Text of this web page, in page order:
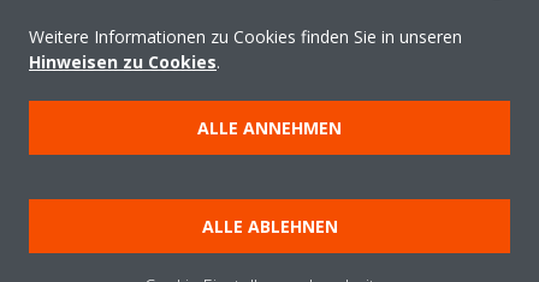
Produkte
Copyright © Daikin
Impressum
Hinweis zu Cookies
Datenschutzerklärung
Unternehmensethik
AGB
Weitere Informationen zu Cookies finden Sie in unseren
Hinweisen zu Cookies.
ALLE ANNEHMEN
ALLE ABLEHNEN